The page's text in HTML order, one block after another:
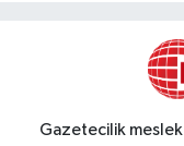
Gazetecilik